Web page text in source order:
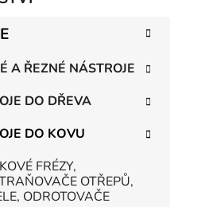
A ŘEZNÉ NÁSTROJE
DO DŘEVA
DO KOVU
FRÉZY,
OTŘEPŮ,
ODROTOVAČE